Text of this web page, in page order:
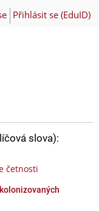
Přihlásit se (EduID)
slova):
četnosti